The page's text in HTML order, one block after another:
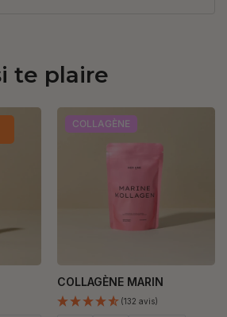
te plaire
COLLAGÈNE
COLLAGÈNE MARIN
(132 avis)